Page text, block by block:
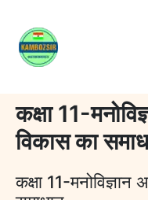
content
कक्षा 11-
विकास का
कक्षा 11-